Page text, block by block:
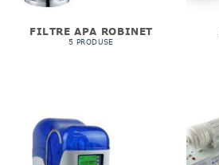
FILTRE APA ROBINET
5 PRODUSE